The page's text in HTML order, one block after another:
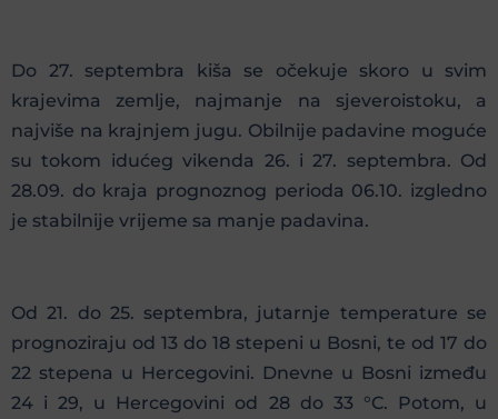
Do 27. septembra kiša se očekuje skoro u svim
krajevima zemlje, najmanje na sjeveroistoku, a
najviše na krajnjem jugu. Obilnije padavine moguće
su tokom idućeg vikenda 26. i 27. septembra. Od
28.09. do kraja prognoznog perioda 06.10. izgledno
je stabilnije vrijeme sa manje padavina.
Od 21. do 25. septembra, jutarnje temperature se
prognoziraju od 13 do 18 stepeni u Bosni, te od 17 do
22 stepena u Hercegovini. Dnevne u Bosni između
24 i 29, u Hercegovini od 28 do 33 °C. Potom, u